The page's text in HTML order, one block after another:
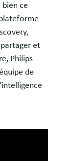
ce
et
Philips
de